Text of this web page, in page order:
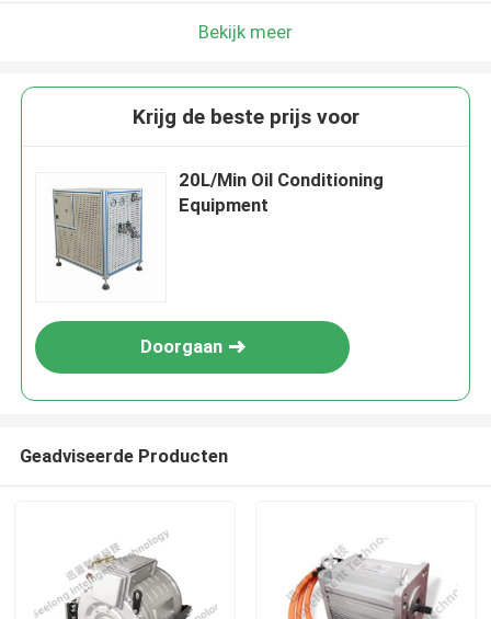
Bekijk meer
Krijg de beste prijs voor
20L/Min Oil Conditioning
Equipment
Doorgaan
Geadviseerde Producten